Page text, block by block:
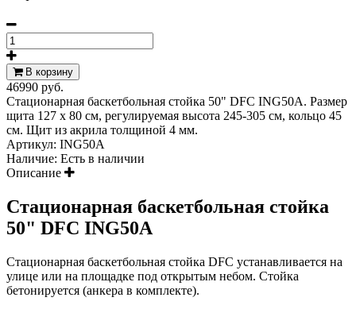
В корзину
46990 руб.
Стационарная баскетбольная стойка 50" DFC ING50A. Размер
щита 127 х 80 см, регулируемая высота 245-305 см, кольцо 45
см. Щит из акрила толщиной 4 мм.
Артикул: ING50A
Наличие: Есть в наличии
Описание
Стационарная баскетбольная стойка
50" DFC ING50A
Стационарная баскетбольная стойка DFC устанавливается на
улице или на площадке под открытым небом. Стойка
бетонируется (анкера в комплекте).